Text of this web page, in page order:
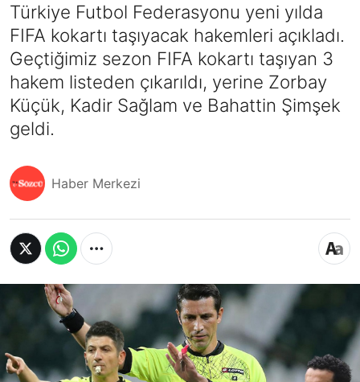
Türkiye Futbol Federasyonu yeni yılda
FIFA kokartı taşıyacak hakemleri açıkladı.
Geçtiğimiz sezon FIFA kokartı taşıyan 3
hakem listeden çıkarıldı, yerine Zorbay
Küçük, Kadir Sağlam ve Bahattin Şimşek
geldi.
Haber Merkezi